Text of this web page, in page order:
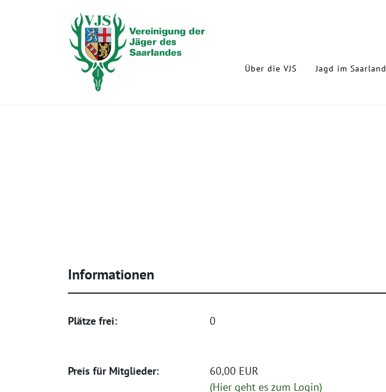
Über die VJS Jagd im Saarland
Informationen
Plätze frei: 0
Preis für Mitglieder:
60,00 EUR
(Hier geht es zum Login)